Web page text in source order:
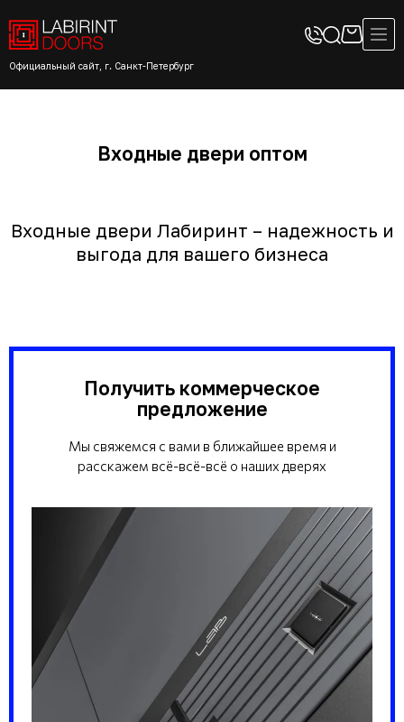
Официальный сайт, г. Санкт-Петербург
Входные двери оптом
Входные двери Лабиринт – надежность и
выгода для вашего бизнеса
Получить коммерческое
предложение
Мы свяжемся с вами в ближайшее время и
расскажем всё-всё-всё о наших дверях